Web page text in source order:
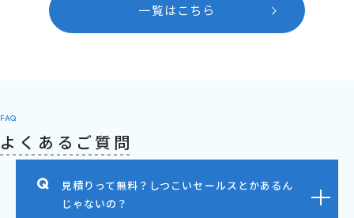
一覧はこちら
FAQ
よくあるご質問
見積りって無料？しつこいセールスとかあるん
じゃないの？